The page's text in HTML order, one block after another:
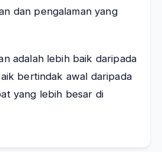
dan pengalaman yang
adalah lebih baik daripada
bertindak awal daripada
yang lebih besar di